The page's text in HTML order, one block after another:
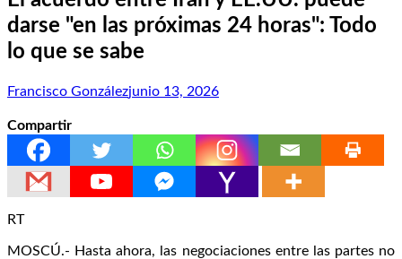
darse "en las próximas 24 horas": Todo
lo que se sabe
Francisco Gonzálezjunio 13, 2026
Compartir
RT
MOSCÚ.- Hasta ahora, las negociaciones entre las partes no